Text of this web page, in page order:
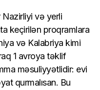
və yerli
keçirilən proqramlara
və Kalabriya kimi
1 avroya təklif
məsuliyyətlidir: evi
qurmalısan. Bu